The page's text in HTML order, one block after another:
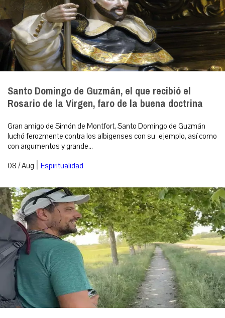
Santo Domingo de Guzmán, el que recibió el
Rosario de la Virgen, faro de la buena doctrina
Gran amigo de Simón de Montfort, Santo Domingo de Guzmán
luchó ferozmente contra los albigenses con su ejemplo, así como
con argumentos y grande...
08 / Aug | Espiritualidad